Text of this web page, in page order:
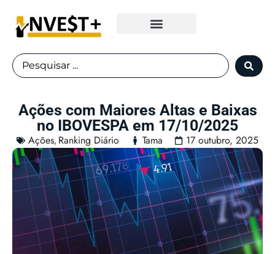
Ações com Maiores Altas e Baixas
no IBOVESPA em 17/10/2025
Ações, Ranking Diário Tama 17 outubro, 2025